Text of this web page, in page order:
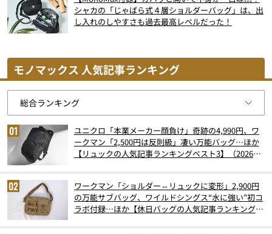
シャカの「じゃばら式４層ショルダーバッグ」は、出
し入れのしやすさも過去最高レベルだった！
モノマックス 人気記事ランキング
ユニクロ「本業メーカー顔負け」奇跡の4,990円、ワ
ークマン「2,500円は反則級」凄い万能バッグ…ほか
【リュックの人気記事ランキングベスト3】（2026年
ワークマン「ショルダー⇔リュックに変形」2,900円
の万能サブバッグ、ワイルドシングス“水に強い”初コ
ラボ付録…ほか【休日バッグの人気記事ランキングベ